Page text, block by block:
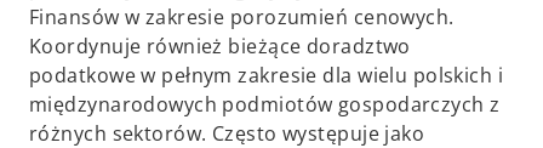
Finansów w zakresie porozumień cenowych.
Koordynuje również bieżące doradztwo
podatkowe w pełnym zakresie dla wielu polskich i
międzynarodowych podmiotów gospodarczych z
różnych sektorów. Często występuje jako